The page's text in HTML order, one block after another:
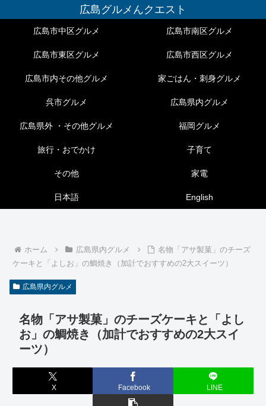
広島グルメんクエスト
広島市中区グルメ 広島市南区グルメ
広島市東区グルメ 広島市西区グルメ
広島市内その他グルメ 家ごはん・刺身グルメ
呉市グルメ 広島県内グルメ
広島県外 ・その他グルメ 福岡グルメ
旅行・おでかけ 子育て
その他 家電
日本語 English
ホーム 広島県内グルメ
名物「アサ製菓」のチーズ
ケーキと「よしお」の鯛焼き（加計でおすすめの2大スイーツ）
広島県内グルメ
名物「アサ製菓」のチーズケーキと「よし
お」の鯛焼き（加計でおすすめの2大スイ
ーツ）
X Facebook LINE